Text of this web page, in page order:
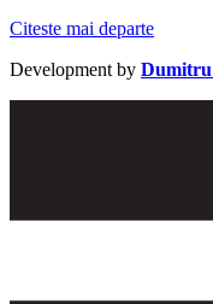
Citeste mai departe
Development by